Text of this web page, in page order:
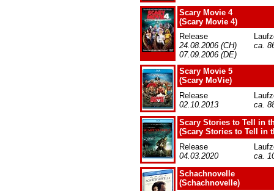
Scary Movie 4
(Scary Movie 4)
Release
24.08.2006 (CH)
07.09.2006 (DE)
ca.
Scary Movie 5
(Scary MoVie)
Release
02.10.2013
ca.
Scary Stories to Tell in
(Scary Stories to Tell in
Release
04.03.2020
ca.
Schachnovelle
(Schachnovelle)